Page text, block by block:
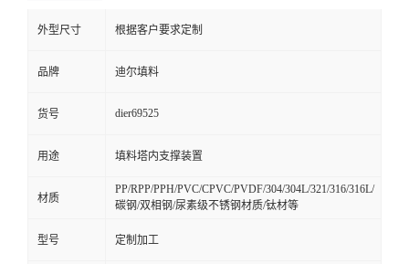
外型尺寸 根据客户要求定制
品牌 迪尔填料
货号 dier69525
用途 填料塔内支撑装置
材质
PP/RPP/PPH/PVC/CPVC/PVDF/304/304L/321/316/316L/
碳钢/双相钢/尿素级不锈钢材质/钛材等
型号 定制加工